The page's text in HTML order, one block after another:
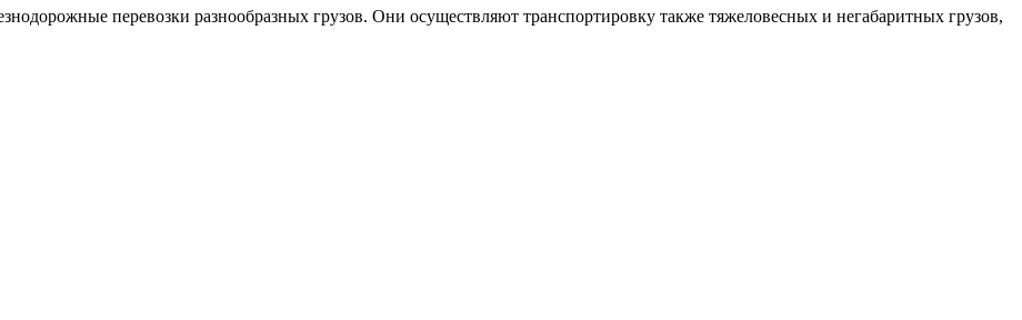
перевозки разнообразных грузов. Они осуществляют транспортировку также тяжеловесных и негабаритных грузов,